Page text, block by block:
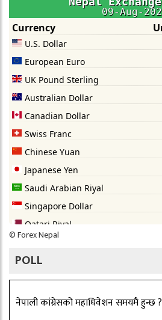
©Forex Nepal
POLL
नेपाली कांग्रेसको महाधिवेशन समयमै हुन्छ ?